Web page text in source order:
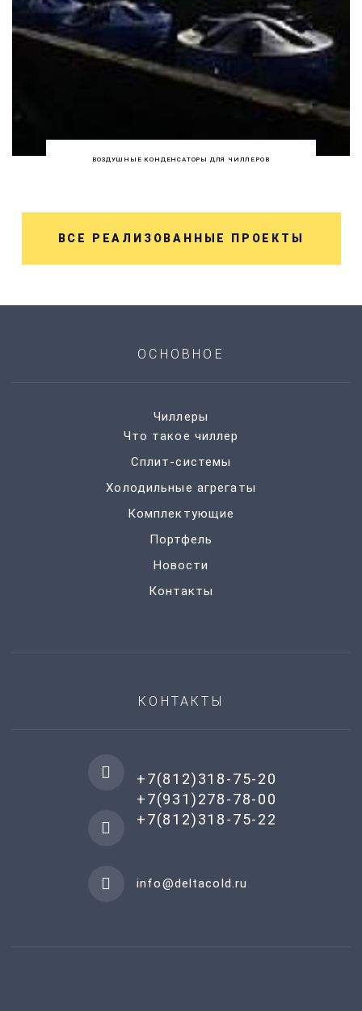
ВОЗДУШНЫЕ КОНДЕНСАТОРЫ ДЛЯ ЧИЛЛЕРОВ
ВСЕ РЕАЛИЗОВАННЫЕ ПРОЕКТЫ
ОСНОВНОЕ
Чиллеры
Что такое чиллер
Сплит-системы
Холодильные агрегаты
Комплектующие
Портфель
Новости
Контакты
КОНТАКТЫ
+7(812)318-75-20
+7(931)278-78-00
+7(812)318-75-22
info@deltacold.ru